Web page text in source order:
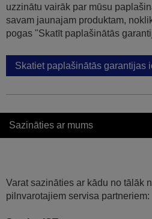
uzzinātu vairāk par mūsu
savam jaunajam produktam,
pogas "Skatīt paplašinātās
Skatiet paplašinātās garantijas
Sazināties ar mums
Varat sazināties ar kādu no tālāk
pilnvarotajiem servisa partneriem: